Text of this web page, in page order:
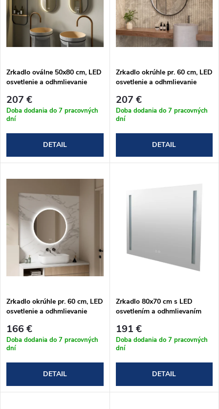
n
i
e
p
r
o
d
u
t
v
i
s
p
r
o
d
u
t
o
Zrkadlo oválne 50x80 cm, LED
osvetlenie a odhmlievanie
207 €
Doba dodania do 7 pracovných
dní
DETAIL
Zrkadlo okrúhle pr. 60 cm, LED
osvetlenie a odhmlievanie
207 €
Doba dodania do 7 pracovných
dní
DETAIL
Zrkadlo okrúhle pr. 60 cm, LED
osvetlenie a odhmlievanie
166 €
Doba dodania do 7 pracovných
dní
DETAIL
Zrkadlo 80x70 cm s LED
osvetlením a odhmlievaním
191 €
Doba dodania do 7 pracovných
dní
DETAIL